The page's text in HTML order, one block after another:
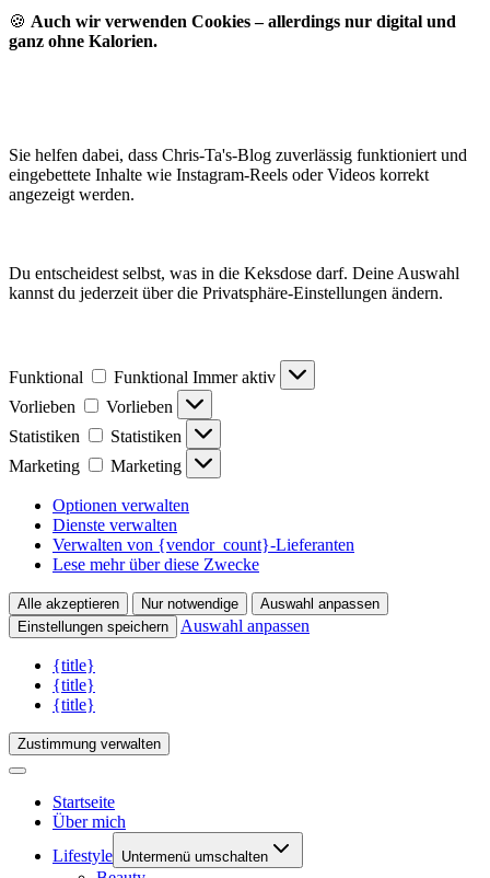
🍪 Auch wir verwenden Cookies – allerdings nur digital und
ganz ohne Kalorien.
Sie helfen dabei, dass Chris-Ta's-Blog zuverlässig funktioniert und
eingebettete Inhalte wie Instagram-Reels oder Videos korrekt
angezeigt werden.
Du entscheidest selbst, was in die Keksdose darf. Deine Auswahl
kannst du jederzeit über die Privatsphäre-Einstellungen ändern.
Funktional Funktional Immer aktiv
Vorlieben
Vorlieben
Statistiken
Statistiken
Marketing
Marketing
Optionen verwalten
Dienste verwalten
Verwalten von {vendor_count}-Lieferanten
Lese mehr über diese Zwecke
Alle akzeptieren Nur notwendige
Auswahl anpassen
Einstellungen speichern
Auswahl anpassen
{title}
{title}
{title}
Zustimmung verwalten
Startseite
Über mich
Lifestyle Untermenü umschalten